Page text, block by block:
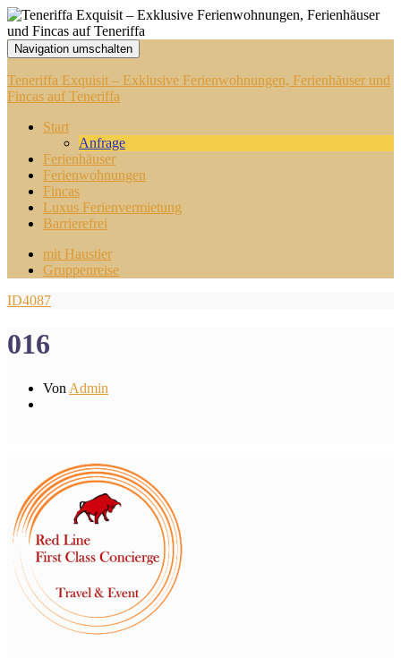
Navigation umschalten
Teneriffa Exquisit – Exklusive Ferienwohnungen, Ferienhäuser und
Fincas auf Teneriffa
Start
Anfrage
Ferienhäuser
Ferienwohnungen
Fincas
Luxus Ferienvermietung
Barrierefrei
mit Haustier
Gruppenreise
ID4087
016
Von Admin